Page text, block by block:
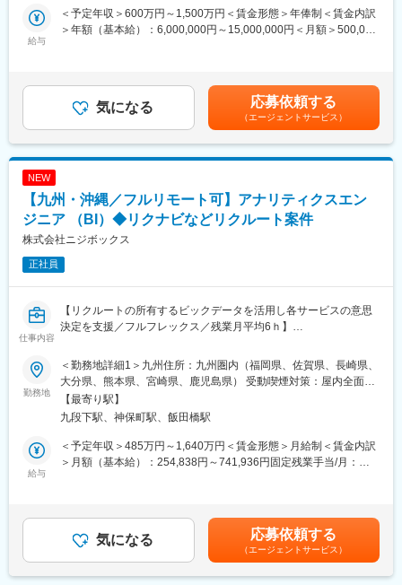
す。事業の拡大に合わせて、データ分析の重要性も上がってきて
いる中、当社のマーケティング領域においては大量に存在する顧
境の中で、即戦力としてご活躍いただける方を歓迎します
変更の範囲：会社の定める業務
■組織・チーム紹介：
審査企画本部は、データとデジタルテクノロジーによってサービ
今回募集の審査分析部は10名で構成をされており、AIや機械学習
などデータサイエンティストとしての高度な分析を行い、分析結
果を業務適用することがミッションです。
トのある業務に携わることができます。
■当ポジションの魅力：
イエンスの力でモデル作成や施策を開発すると、経営的な効果を
感じることができ事業への貢献度が高いです。
を担うマネジメントポジションだけでなく、エキスパート的役割
としてデータサイエンティストのスペシャリストを目指せます。
・スピード感のある環境で会社の利益に直結する案件に携わるこ
とができるので、常にエキサイティングな経験ができます。
自動化や精度向上のための技術も積極的に取り入れています。
・一定の出社はありますがリモートワークも可能なためワークラ
給与
＜予定年収＞600万円～1,500万円＜賃金形態＞年俸制＜賃金内訳
＞年額（基本給）：6,000,000円～15,000,000円＜月額＞500,000
ティブ）：年1回（会社業績および個人貢献度によりを支給）賃金
はあくまでも目安の金額であり、選考を通じて上下する可能性が
あります。月給(月額)は固定手当を含めた表記です。
気になる 応募依頼する
（エージェントサービス）
NEW
【九州・沖縄／フルリモート可】アナリティクスエン
ジニア （BI）◆リクナビなどリクルート案件
株式会社ニジボックス
正社員
仕事内容
【リクルートの所有するビックデータを活用し各サービスの意思
決定を支援／フルフレックス／残業月平均6ｈ】
『ホットペッパーグルメ』、『SUUMO』、『Airビジネスツール
ズ』といったリクルートの各サービスプロダクトにおけるAdobe
Analyticsを活用したデータ取得の要件定義、設計、開発、検証業
務を通じてユーザー行動データの取得と活用を支える役割を担っ
ていただきます。
◎Adobe Analyticsを用いた計測要件の定義
◎タグマネジメントツールの実装・管理
・JavaScriptによるカスタムイベントの実装
勤務地
＜勤務地詳細1＞九州住所：九州圏内（福岡県、佐賀県、長崎県、
大分県、熊本県、宮崎県、鹿児島県） 受動喫煙対策：屋内全面禁
煙＜勤務地詳細2＞本社住所：東京都千代田区九段北1丁目14-6 九
段坂上KSビル 南棟4階勤務地最寄駅：東京メトロ東西線半蔵門線
所：沖縄県 受動喫煙対策：敷地内喫煙可能場所あり変更の範囲：
会社の定める事業所（リモートワーク含む）
【最寄り駅】
九段下駅、神保町駅、飯田橋駅
給与
＜予定年収＞485万円～1,640万円＜賃金形態＞月給制＜賃金内訳
＞月額（基本給）：254,838円～741,936円固定残業手当/月：
給与詳細は、経験、能力、年齢を考慮の上決定します。※固定残業
手当は「グレード手当」として支給します。■査定：年2回■賞
与：年2回（6月と12月）賃金はあくまでも目安の金額であり、選
考を通じて上下する可能性があります。月給(月額)は固定手当を含
気になる 応募依頼する
（エージェントサービス）